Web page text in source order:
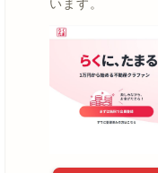
います。